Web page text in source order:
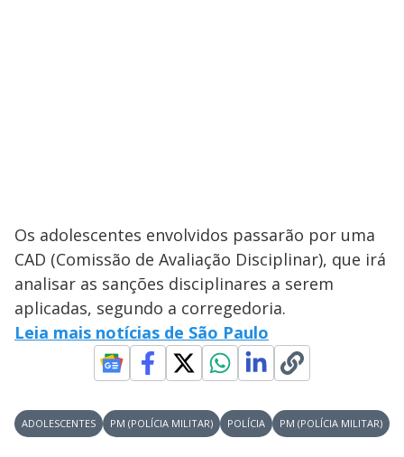
Os adolescentes envolvidos passarão por uma
CAD (Comissão de Avaliação Disciplinar), que irá
analisar as sanções disciplinares a serem
aplicadas, segundo a corregedoria.
Leia mais notícias de São Paulo
ADOLESCENTES PM (POLÍCIA MILITAR) POLÍCIA PM (POLÍCIA MILITAR)